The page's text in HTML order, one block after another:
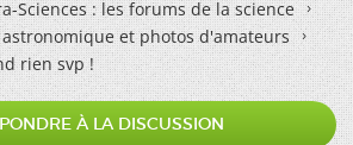
Sciences : les forums de la science
et photos d'amateurs
rien svp !
À LA DISCUSSION